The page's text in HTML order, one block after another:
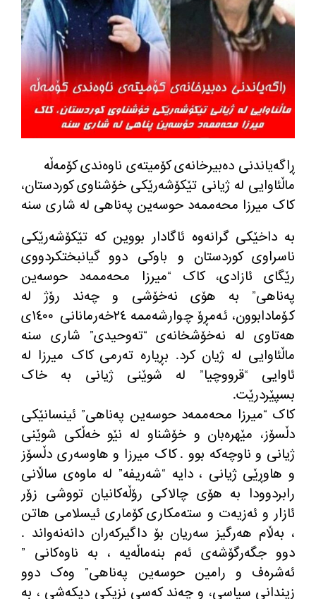
ڕاگەیاندنی دەبیرخانەی کۆمیتەی ناوەندی کۆمەڵە
ماڵئاوایی لە ژیانی تێکۆشەرێکی خۆشناوی کوردستان،
کاک میرزا محەممەد حوسەین پەناهی لە شاری سنە
بە داخێکی گرانەوە ئاگادار بووین کە تێکۆشەرێکی
ناسراوی کوردستان و باوکی دوو گیانبختکردووی
رێگای ئازادی، کاک “میرزا محەممەد حوسەین
پەناهی” بە هۆی نەخۆشی و چەند رۆژ لە
کۆمادابوون، ئەمڕۆ چوارشەممە ٢٤خەرمانانی ١٤٠٠ی
هەتاوی لە نەخۆشخانەی “تەوحیدی” شاری سنە
ماڵئاوایی لە ژیان کرد. بڕیارە تەرمی کاک میرزا لە
ئاوایی “قرووچیا” لە شوێنی ژیانی بە خاک
بسپێردرێت.
کاک “میرزا محەممەد حوسەین پەناهی” ئینسانێکی
دڵسۆز، مێهرەبان و خۆشناو لە نێو خەڵکی شوێنی
ژیانی و ناوچەکە بوو . کاک میرزا و هاوسەری دڵسۆز
و هاوڕێی ژیانی ، دایە “شەریفە” لە ماوەی ساڵانی
رابردوودا بە هۆی چالاکی رۆڵەکانیان تووشی زۆر
ئازار و ئەزیەت و ستەمکاری کۆماری ئیسلامی هاتن
، بەڵام هەرگیز سەریان بۆ داگیرکەران دانەنەواند .
دوو جگەرگۆشەی ئەم بنەماڵەیە ، بە ناوەکانی ”
ئەشرەف و رامین حوسەین پەناهی” وەک دوو
زیندانی سیاسی، و چەند کەسی نزیکی دیکەشی ، بە